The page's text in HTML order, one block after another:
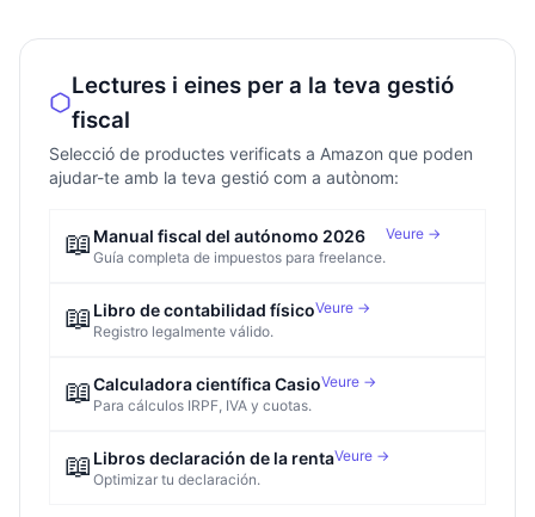
Lectures i eines per a la teva gestió
fiscal
Selecció de productes verificats a Amazon que poden
ajudar-te amb la teva gestió com a autònom:
📖 Manual fiscal del autónomo 2026
Guía completa de impuestos para freelance.
Veure →
📖 Libro de contabilidad físico
Registro legalmente válido.
Veure →
📖Calculadora científica Casio
Para cálculos IRPF, IVA y cuotas.
Veure →
📖 Libros declaración de la renta
Optimizar tu declaración.
Veure →